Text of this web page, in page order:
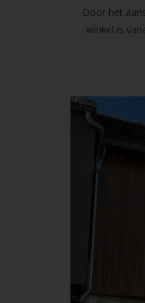
Door het
winkel is